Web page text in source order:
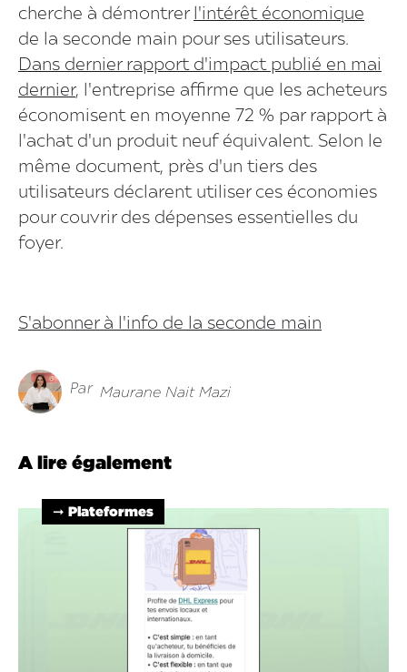
cherche à démontrer l'intérêt économique
de la seconde main pour ses utilisateurs.
Dans dernier rapport d'impact publié en mai
dernier, l'entreprise affirme que les acheteurs
économisent en moyenne 72 % par rapport à
l'achat d'un produit neuf équivalent. Selon le
même document, près d'un tiers des
utilisateurs déclarent utiliser ces économies
pour couvrir des dépenses essentielles du
foyer.
S'abonner à l'info de la seconde main
Par Maurane Nait Mazi
A lire également
➞ Plateformes